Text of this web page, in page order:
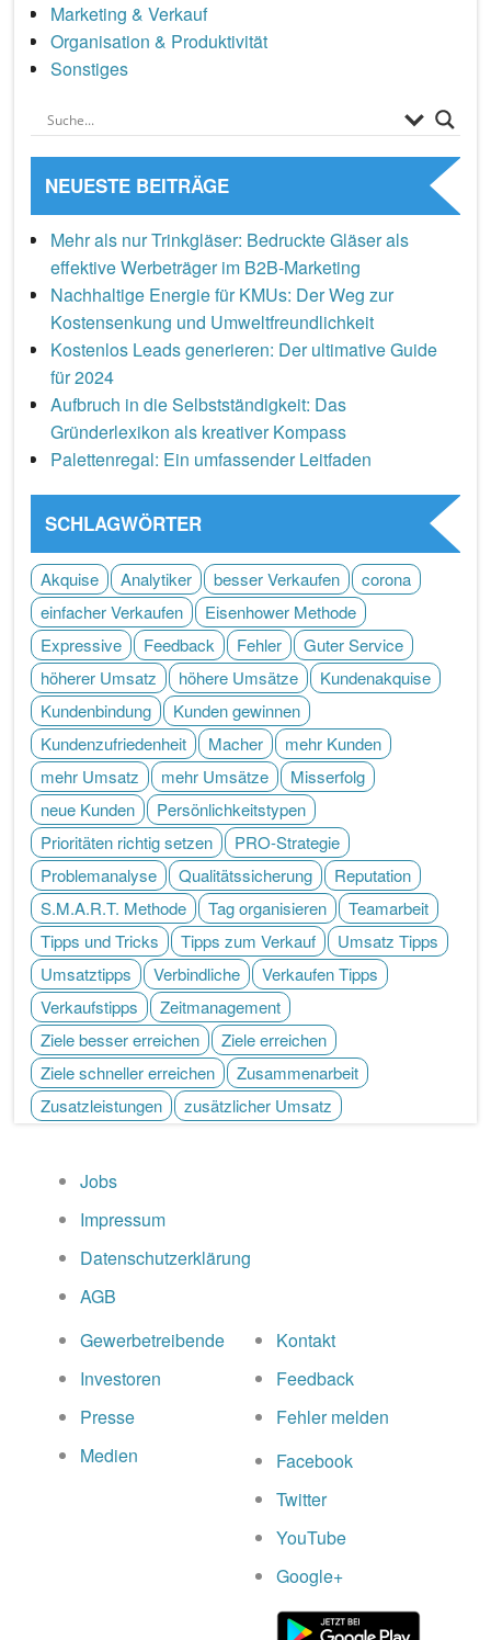
Marketing & Verkauf
Organisation & Produktivität
Sonstiges
NEUESTE BEITRÄGE
Mehr als nur Trinkgläser: Bedruckte Gläser als
effektive Werbeträger im B2B-Marketing
Nachhaltige Energie für KMUs: Der Weg zur
Kostensenkung und Umweltfreundlichkeit
Kostenlos Leads generieren: Der ultimative Guide
für 2024
Aufbruch in die Selbstständigkeit: Das
Gründerlexikon als kreativer Kompass
Palettenregal: Ein umfassender Leitfaden
SCHLAGWÖRTER
Akquise Analytiker besser Verkaufen
corona
einfacher Verkaufen
Eisenhower Methode
Expressive
Feedback Fehler
Guter Service
höherer Umsatz
höhere Umsätze
Kundenakquise
Kundenbindung
Kunden gewinnen
Kundenzufriedenheit
Macher
mehr Kunden
mehr Umsatz
mehr Umsätze
Misserfolg
neue Kunden
Persönlichkeitstypen
Prioritäten richtig setzen
PRO-Strategie
Problemanalyse
Qualitätssicherung
Reputation
S.M.A.R.T. Methode
Tag organisieren
Teamarbeit
Tipps und Tricks
Tipps zum Verkauf
Umsatz Tipps
Umsatztipps
Verbindliche
Verkaufen Tipps
Verkaufstipps
Zeitmanagement
Ziele besser erreichen
Ziele erreichen
Ziele schneller erreichen
Zusammenarbeit
Zusatzleistungen
zusätzlicher Umsatz
Jobs
Impressum
Datenschutzerklärung
AGB
Gewerbetreibende
Investoren
Presse
Medien
Kontakt
Feedback
Fehler melden
Facebook
Twitter
YouTube
Google+